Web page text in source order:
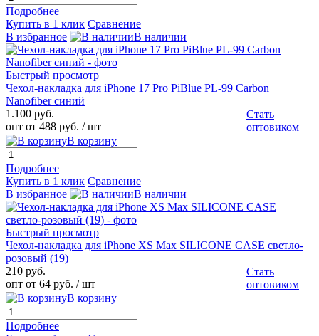
Подробнее
Купить в 1 клик Сравнение
В избранное
В наличии
Быстрый просмотр
Чехол-накладка для iPhone 17 Pro PiBlue PL-99 Carbon
Nanofiber синий
1.100 руб.
опт от 488 руб. / шт
Стать
оптовиком
В корзину
Подробнее
Купить в 1 клик Сравнение
В избранное
В наличии
Быстрый просмотр
Чехол-накладка для iPhone XS Max SILICONE CASE светло-
розовый (19)
210 руб.
опт от 64 руб. / шт
Стать
оптовиком
В корзину
Подробнее